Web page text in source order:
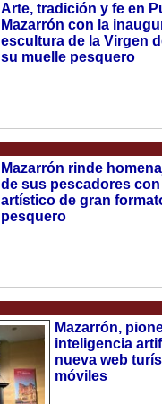
Arte, tradición y fe en
Mazarrón con la
escultura de la Virgen
su muelle pesquero
Mazarrón rinde
de sus pescadores con
artístico de gran
pesquero
Mazarrón,
inteligencia
nueva web
móviles